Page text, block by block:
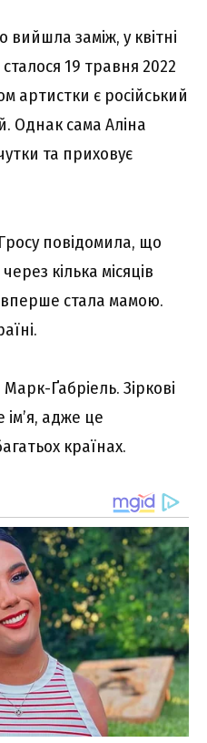
заміж, у квітні
19 травня 2022
артистки є російський
Однак сама Аліна
та приховує
повідомила, що
кілька місяців
стала мамою.
Ґабріель. Зіркові
адже це
країнах.